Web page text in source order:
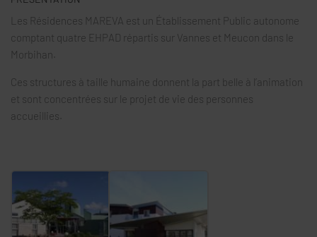
Les Résidences MAREVA est un Établissement Public autonome
comptant quatre EHPAD répartis sur Vannes et Meucon dans le
Morbihan.
Ces structures à taille humaine donnent la part belle à l’animation
et sont concentrées sur le projet de vie des personnes
accueillies.